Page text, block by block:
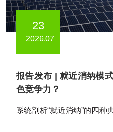
23
2026.07
报告发布 | 就近消纳模
色竞争力？
系统剖析“就近消纳”的四种